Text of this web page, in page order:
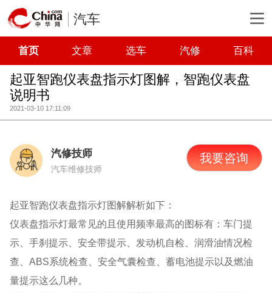
汽车
首页 文章 选车 汽修 百科
起亚智跑仪表盘指示灯图解，智跑仪表盘
说明书
2021-03-10 17:11:09
汽修技师
汽车维修技师
我要咨询
起亚智跑仪表盘指示灯图解解析如下：
仪表盘指示灯最常见的且使用频率最高的图标有：车门提
示、手刹提示、安全带提示、发动机自检、润滑油情况检
查、ABS系统检查、安全气囊检查、蓄电池提示以及燃油
量提示这么几种。